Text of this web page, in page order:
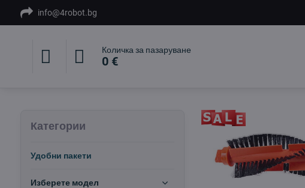
info@4robot.bg
Количка за пазаруване
0 €
Категории
Удобни пакети
Изберете модел